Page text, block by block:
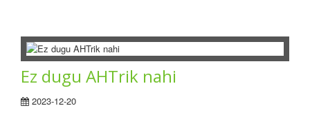
Ez dugu AHTrik nahi
2023-12-20